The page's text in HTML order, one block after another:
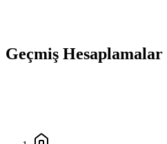
Geçmiş Hesaplamalar